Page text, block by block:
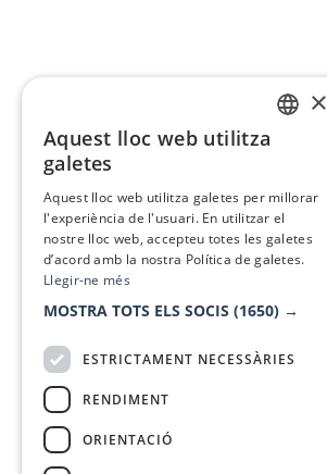
×
Aquest lloc web utilitza
galetes
Aquest lloc web utilitza galetes per millorar
l'experiència de l'usuari. En utilitzar el
nostre lloc web, accepteu totes les galetes
d’acord amb la nostra Política de galetes.
Llegir-ne més
MOSTRA TOTS ELS SOCIS (1650) →
ESTRICTAMENT NECESSÀRIES
RENDIMENT
ORIENTACIÓ